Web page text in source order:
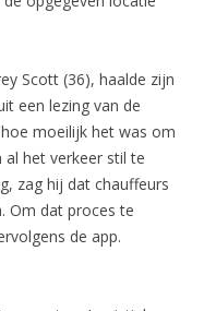
Scott (36), haalde zijn
een lezing van de
moeilijk het was om
het verkeer stil te
zag hij dat chauffeurs
Om dat proces te
de app.